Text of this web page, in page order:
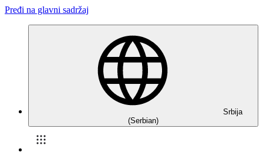
Pređi na glavni sadržaj
Srbija
(Serbian)